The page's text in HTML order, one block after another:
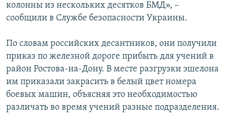
колонны из нескольких десятков БМД», –
сообщили в Службе безопасности Украины.
По словам российских десантников, они получили
приказ по железной дороге прибыть для учений в
район Ростова-на-Дону. В месте разгрузки эшелона
им приказали закрасить в белый цвет номера
боевых машин, объясняя это необходимостью
различать во время учений разные подразделения.